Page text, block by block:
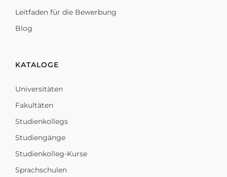
Leitfaden für die Bewerbung
Blog
KATALOGE
Universitäten
Fakultäten
Studienkollegs
Studiengänge
Studienkolleg-Kurse
Sprachschulen